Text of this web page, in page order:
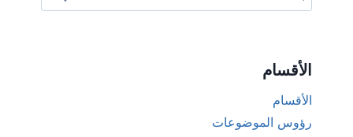
عن:
الأقسام
الأقسام
رؤوس الموضوعات